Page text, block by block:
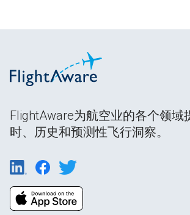
FlightAware为航空业的各个领域
时、历史和预测性飞行洞察。